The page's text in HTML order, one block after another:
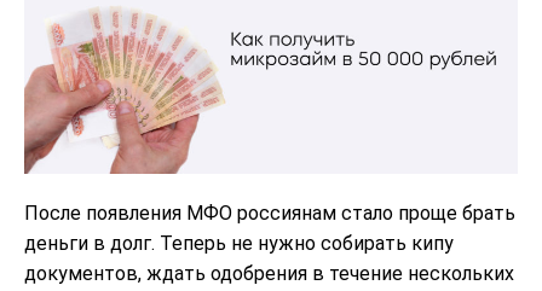
После появления МФО россиянам стало проще брать
деньги в долг. Теперь не нужно собирать кипу
документов, ждать одобрения в течение нескольких